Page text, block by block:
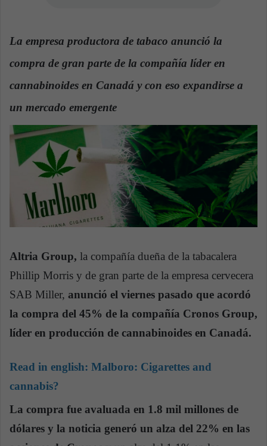
La empresa productora de tabaco anunció la
compra de gran parte de la compañía líder en
cannabinoides en Canadá y con eso expandirse a
un mercado emergente
Altria Group, la compañía dueña de la tabacalera
Phillip Morris y de gran parte de la empresa cervecera
SAB Miller, anunció el viernes pasado que acordó
la compra del 45% de la compañía Cronos Group,
líder en producción de cannabinoides en Canadá.
Read in english: Malboro: Cigarettes and
cannabis?
La compra fue avaluada en 1.8 mil millones de
dólares y la noticia generó un alza del 22% en las